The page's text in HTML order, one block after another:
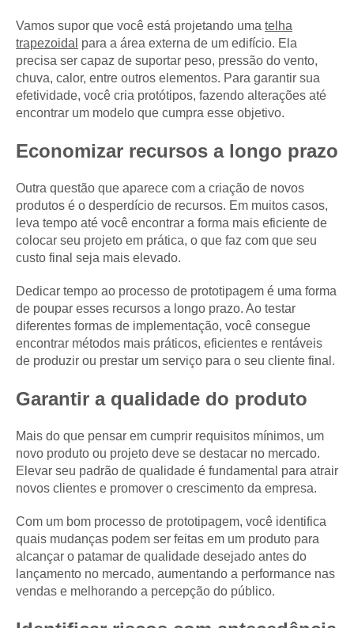
Vamos supor que você está projetando uma telha
trapezoidal para a área externa de um edifício. Ela
precisa ser capaz de suportar peso, pressão do vento,
chuva, calor, entre outros elementos. Para garantir sua
efetividade, você cria protótipos, fazendo alterações até
encontrar um modelo que cumpra esse objetivo.
Economizar recursos a longo prazo
Outra questão que aparece com a criação de novos
produtos é o desperdício de recursos. Em muitos casos,
leva tempo até você encontrar a forma mais eficiente de
colocar seu projeto em prática, o que faz com que seu
custo final seja mais elevado.
Dedicar tempo ao processo de prototipagem é uma forma
de poupar esses recursos a longo prazo. Ao testar
diferentes formas de implementação, você consegue
encontrar métodos mais práticos, eficientes e rentáveis
de produzir ou prestar um serviço para o seu cliente final.
Garantir a qualidade do produto
Mais do que pensar em cumprir requisitos mínimos, um
novo produto ou projeto deve se destacar no mercado.
Elevar seu padrão de qualidade é fundamental para atrair
novos clientes e promover o crescimento da empresa.
Com um bom processo de prototipagem, você identifica
quais mudanças podem ser feitas em um produto para
alcançar o patamar de qualidade desejado antes do
lançamento no mercado, aumentando a performance nas
vendas e melhorando a percepção do público.